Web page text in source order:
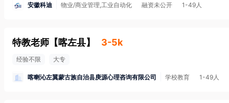
安徽科迪 物业/商业管理,工业自动化 融资未公开 1-49人
特教老师 【喀左县】 3-5k
经验不限 大专
喀喇沁左翼蒙古族自治县庚源心理咨询有限公司 学校教育 1-49人